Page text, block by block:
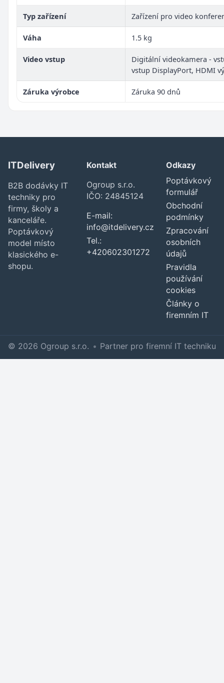
Typ zařízení Zařízení pro video
Váha 1.5 kg
Video vstup
Digitální videokamera -
vstup DisplayPort, HDMI
Záruka výrobce Záruka 90 dnů
ITDelivery
B2B dodávky IT
techniky pro
firmy, školy a
kanceláře.
Poptávkový
model místo
klasického e-
shopu.
Kontakt
Ogroup s.r.o.
IČO: 24845124
E-mail:
info@itdelivery.cz
Tel.:
+420602301272
Odkazy
Poptávkový
formulář
Obchodní
podmínky
Zpracování
osobních
údajů
Pravidla
používání
cookies
Články o
firemním IT
© 2026 Ogroup s.r.o. • Partner pro firemní IT techniku